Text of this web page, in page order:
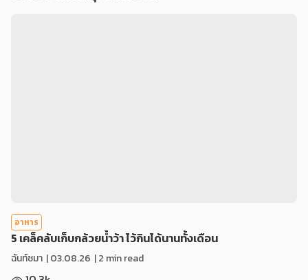
อาหาร
5 เคล็คลับเก็บกล้วยน้ำว้า ไว้กินได้นานทั้งเดือน
ฉันท์ชมา |03.08.26 | 2 min read